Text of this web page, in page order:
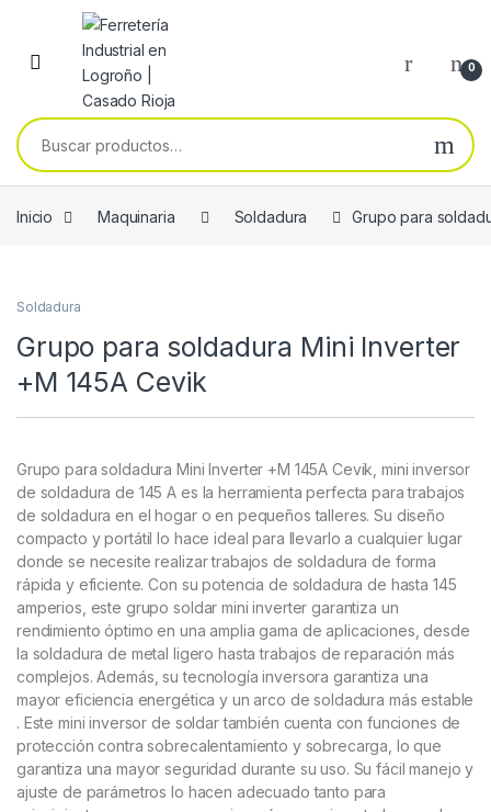
Skip to navigation
Skip to content
0
Buscar por:
Inicio Maquinaria Soldadura Grupo para
Soldadura
Grupo para soldadura Mini Inverter
+M 145A Cevik
Grupo para soldadura Mini Inverter +M 145A Cevik, mini inversor
de soldadura de 145 A es la herramienta perfecta para trabajos
de soldadura en el hogar o en pequeños talleres. Su diseño
compacto y portátil lo hace ideal para llevarlo a cualquier lugar
donde se necesite realizar trabajos de soldadura de forma
rápida y eficiente. Con su potencia de soldadura de hasta 145
amperios, este grupo soldar mini inverter garantiza un
rendimiento óptimo en una amplia gama de aplicaciones, desde
la soldadura de metal ligero hasta trabajos de reparación más
complejos. Además, su tecnología inversora garantiza una
mayor eficiencia energética y un arco de soldadura más estable
. Este mini inversor de soldar también cuenta con funciones de
protección contra sobrecalentamiento y sobrecarga, lo que
garantiza una mayor seguridad durante su uso. Su fácil manejo y
ajuste de parámetros lo hacen adecuado tanto para